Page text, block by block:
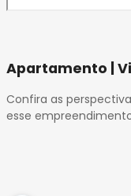
Apartamento |
Confira as
esse